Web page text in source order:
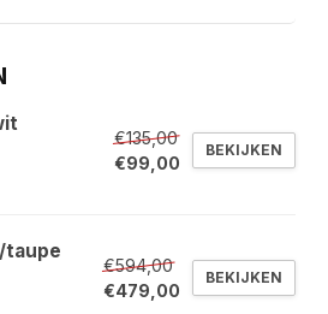
€135,00
€99,00
BEKIJKEN
taupe
€594,00
€479,00
BEKIJKEN